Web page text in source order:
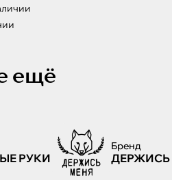
ещё
РУКИ
Бренд
ДЕРЖИСЬ